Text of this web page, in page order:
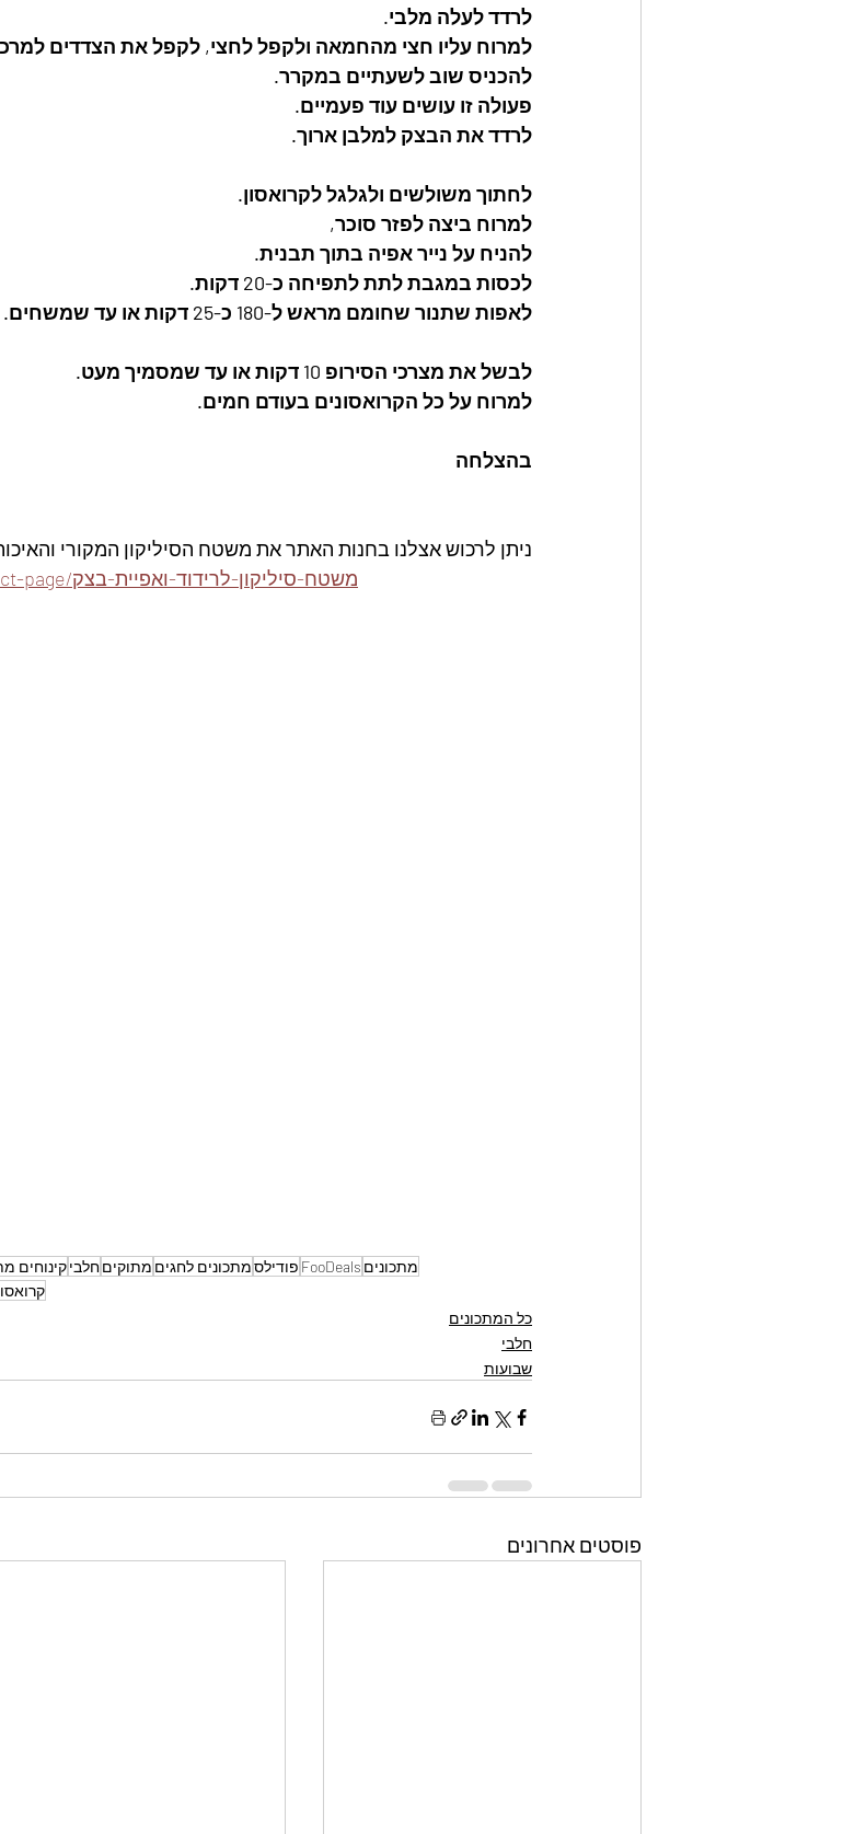
לרדד לעלה מלבי.
למרוח עליו חצי מהחמאה ולקפל לחצי, לקפל את הצדדים
להכניס שוב לשעתיים במקרר.
פעולה זו עושים עוד פעמיים.
לרדד את הבצק למלבן ארוך.
לחתוך משולשים ולגלגל לקרואסון.
למרוח ביצה לפזר סוכר,
להניח על נייר אפיה בתוך תבנית.
לכסות במגבת לתת לתפיחה כ-20 דקות.
לאפות שתנור שחומם מראש ל-180 כ-25 דקות או עד שמשחים.
לבשל את מצרכי הסירופ 10 דקות או עד שמסמיך מעט.
למרוח על כל הקרואסונים בעודם חמים.
בהצלחה
ניתן לרכוש אצלנו בחנות האתר את משטח הסיליקון המקורי
https://www.foodeals.co.il/product-page/משטח-סיליקון-לרידוד-ואפיית-בצק
מתכונים FooDeals פודילסמתכונים לחגים מתוקיםחלביקינוחים
כל המתכונים
חלבי
שבועות
פוסטים אחרונים